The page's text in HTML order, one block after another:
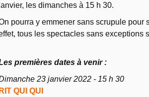
les dimanches à 15 h 30.
pourra y emmener sans scrupule pour
tous les spectacles sans exceptions
premières dates à venir :
23 janvier 2022 - 15 h 30
RIT QUI QUI